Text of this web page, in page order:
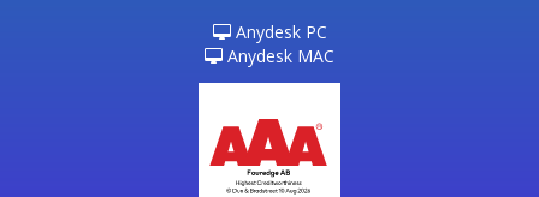
Anydesk PC
Anydesk MAC